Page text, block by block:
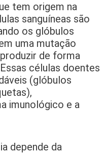
tem origem na
sanguíneas são
os glóbulos
uma mutação
de forma
células doentes
(glóbulos
imunológico e a
depende da